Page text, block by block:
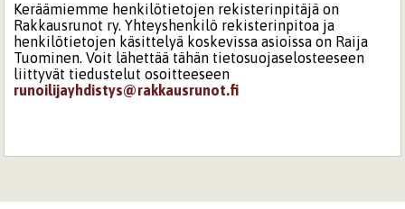
Keräämiemme henkilötietojen rekisterinpitäjä on
Rakkausrunot ry. Yhteyshenkilö rekisterinpitoa ja
henkilötietojen käsittelyä koskevissa asioissa on Raija
Tuominen. Voit lähettää tähän tietosuojaselosteeseen
liittyvät tiedustelut osoitteeseen
runoilijayhdistys@rakkausrunot.fi